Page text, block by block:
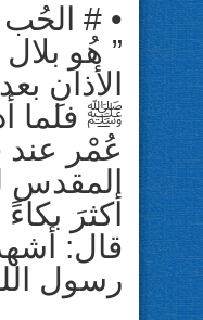
• #
” ﻫُﻮ
ﺍﻷﺫﺍﻥِ
ﷺ ﻓﻠﻤﺎ
ﻋُﻤْﺮ عند
المقدس
ﺃﻛﺜﺮَ
قال:
رسول